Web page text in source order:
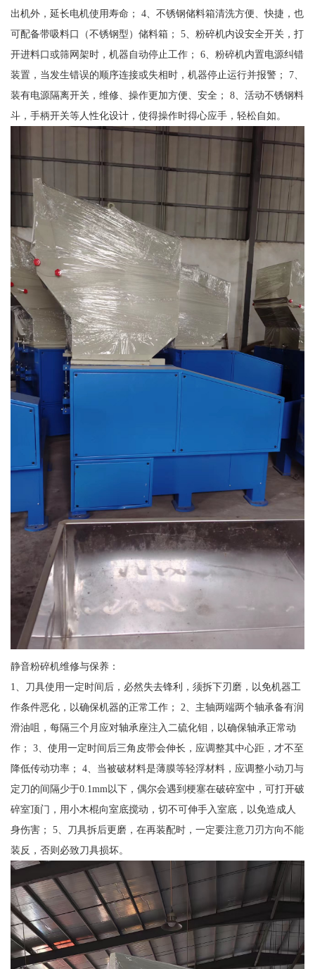
出机外，延长电机使用寿命； 4、不锈钢储料箱清洗方便、快捷，也
可配备带吸料口（不锈钢型）储料箱； 5、粉碎机内设安全开关，打
开进料口或筛网架时，机器自动停止工作； 6、粉碎机内置电源纠错
装置，当发生错误的顺序连接或失相时，机器停止运行并报警； 7、
装有电源隔离开关，维修、操作更加方便、安全； 8、活动不锈钢料
斗，手柄开关等人性化设计，使得操作时得心应手，轻松自如。
静音粉碎机维修与保养：
1、刀具使用一定时间后，必然失去锋利，须拆下刃磨，以免机器工
作条件恶化，以确保机器的正常工作； 2、主轴两端两个轴承备有润
滑油咀，每隔三个月应对轴承座注入二硫化钼，以确保轴承正常动
作； 3、使用一定时间后三角皮带会伸长，应调整其中心距，才不至
降低传动功率； 4、当被破材料是薄膜等轻浮材料，应调整小动刀与
定刀的间隔少于0.1mm以下，偶尔会遇到梗塞在破碎室中，可打开破
碎室顶门，用小木棍向室底搅动，切不可伸手入室底，以免造成人
身伤害； 5、刀具拆后更磨，在再装配时，一定要注意刀刃方向不能
装反，否则必致刀具损坏。